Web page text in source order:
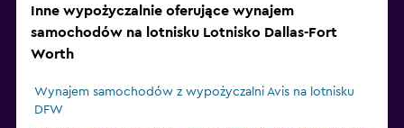
Inne wypożyczalnie oferujące wynajem
samochodów na lotnisku Lotnisko Dallas-Fort
Worth
Wynajem samochodów z wypożyczalni Avis na lotnisku
DFW